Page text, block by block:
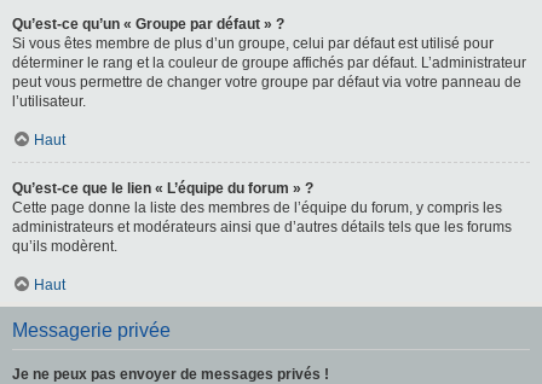
Qu’est-ce qu’un « Groupe par défaut » ?
Si vous êtes membre de plus d’un groupe, celui par défaut est utilisé pour
déterminer le rang et la couleur de groupe affichés par défaut. L’administrateur
peut vous permettre de changer votre groupe par défaut via votre panneau de
l’utilisateur.
Haut
Qu’est-ce que le lien « L’équipe du forum » ?
Cette page donne la liste des membres de l’équipe du forum, y compris les
administrateurs et modérateurs ainsi que d’autres détails tels que les forums
qu’ils modèrent.
Haut
Messagerie privée
Je ne peux pas envoyer de messages privés !